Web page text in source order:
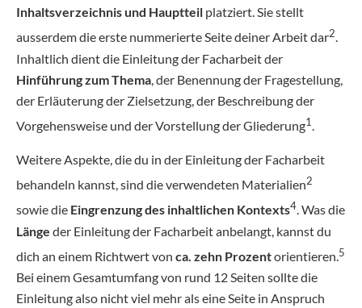
Inhaltsverzeichnis und Hauptteil platziert. Sie stellt
ausserdem die erste nummerierte Seite deiner Arbeit dar2.
Inhaltlich dient die Einleitung der Facharbeit der
Hinführung zum Thema , der Benennung der Fragestellung,
der Erläuterung der Zielsetzung, der Beschreibung der
Vorgehensweise und der Vorstellung der Gliederung1.
Weitere Aspekte, die du in der Einleitung der Facharbeit
behandeln kannst, sind die verwendeten Materialien2
sowie die Eingrenzung des inhaltlichen Kontexts4. Was die
Länge der Einleitung der Facharbeit anbelangt, kannst du
dich an einem Richtwert von ca. zehn Prozentorientieren.5
Bei einem Gesamtumfang von rund 12 Seiten sollte die
Einleitung also nicht viel mehr als eine Seite in Anspruch